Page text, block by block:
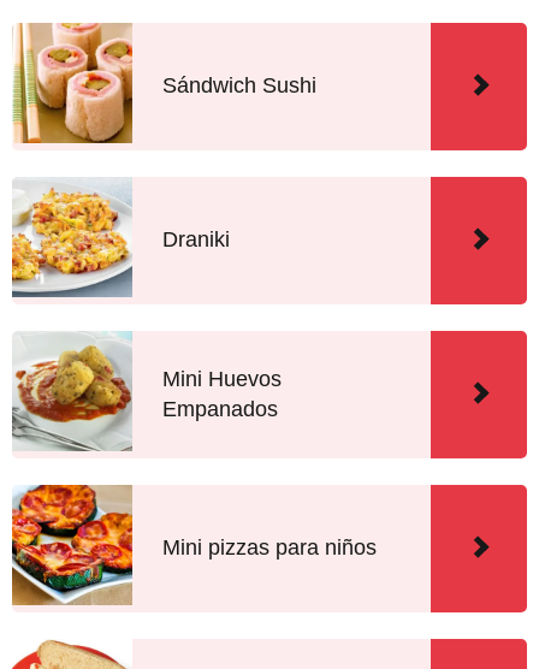
Sándwich Sushi
Draniki
Mini Huevos
Empanados
Mini pizzas para niños